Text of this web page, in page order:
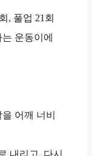
, 풀업 21회
운동이에
어깨 너비